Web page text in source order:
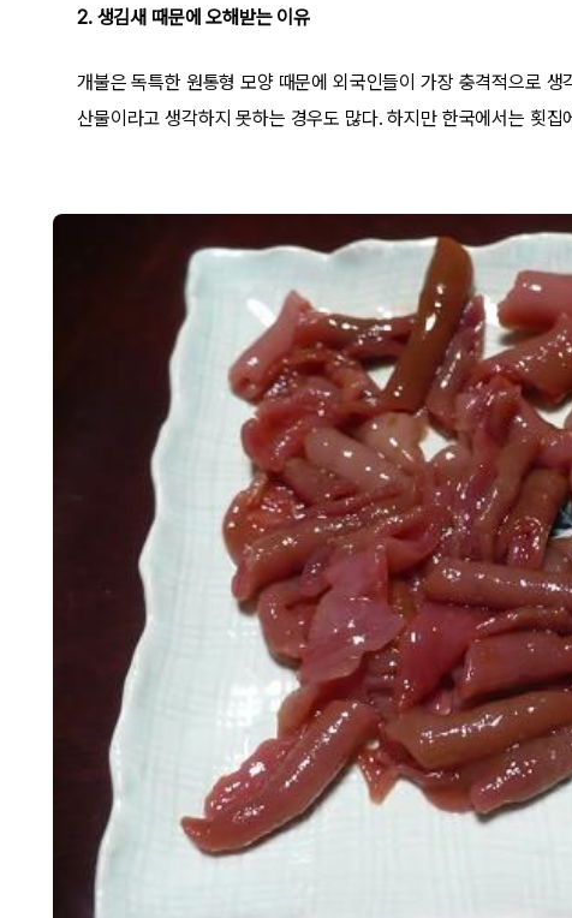
2. 생김새 때문에 오해받는 이유
개불은 독특한 원통형 모양 때문에 외국인들이 가장 충격적으로
산물이라고 생각하지 못하는 경우도 많다. 하지만 한국에서는 횟집